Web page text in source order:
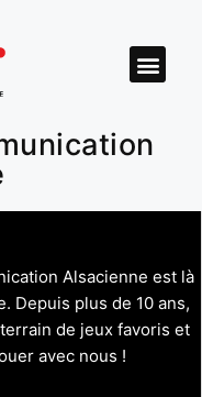
Alsacienne est là
Depuis plus de 10 ans,
de jeux favoris et
avec nous !